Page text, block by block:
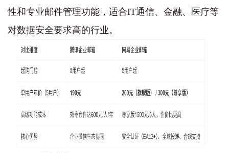
性和专业邮件管理功能‌，适合IT通信、金融、医疗等
对数据安全要求高的行业。